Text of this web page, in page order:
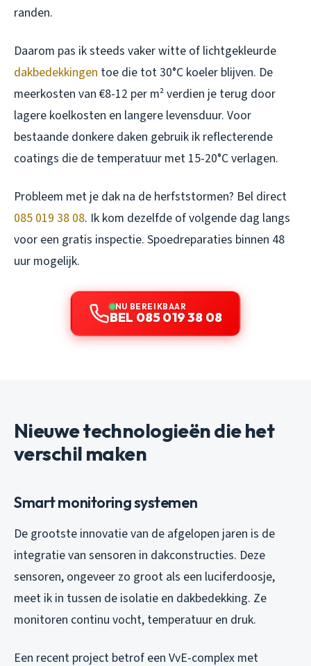
randen.
Daarom pas ik steeds vaker witte of lichtgekleurde
dakbedekkingen toe die tot 30°C koeler blijven. De
meerkosten van €8-12 per m² verdien je terug door
lagere koelkosten en langere levensduur. Voor
bestaande donkere daken gebruik ik reflecterende
coatings die de temperatuur met 15-20°C verlagen.
Probleem met je dak na de herfststormen? Bel direct
085 019 38 08. Ik kom dezelfde of volgende dag langs
voor een gratis inspectie. Spoedreparaties binnen 48
uur mogelijk.
NU BEREIKBAAR
BEL 085 019 38 08
Nieuwe technologieën die het
verschil maken
Smart monitoring systemen
De grootste innovatie van de afgelopen jaren is de
integratie van sensoren in dakconstructies. Deze
sensoren, ongeveer zo groot als een luciferdoosje,
meet ik in tussen de isolatie en dakbedekking. Ze
monitoren continu vocht, temperatuur en druk.
Een recent project betrof een VvE-complex met